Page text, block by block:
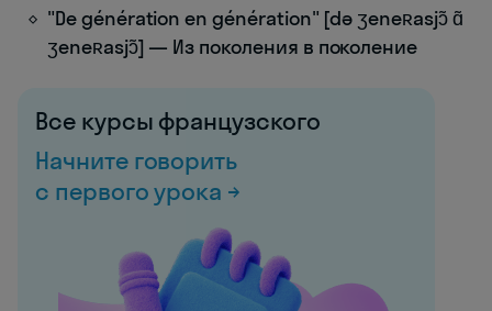
"De génération en génération" [də ʒeneʀasjɔ̃ ɑ̃
ʒeneʀasjɔ̃] — Из поколения в поколение
Все курсы французского
Начните говорить
с первого урока →